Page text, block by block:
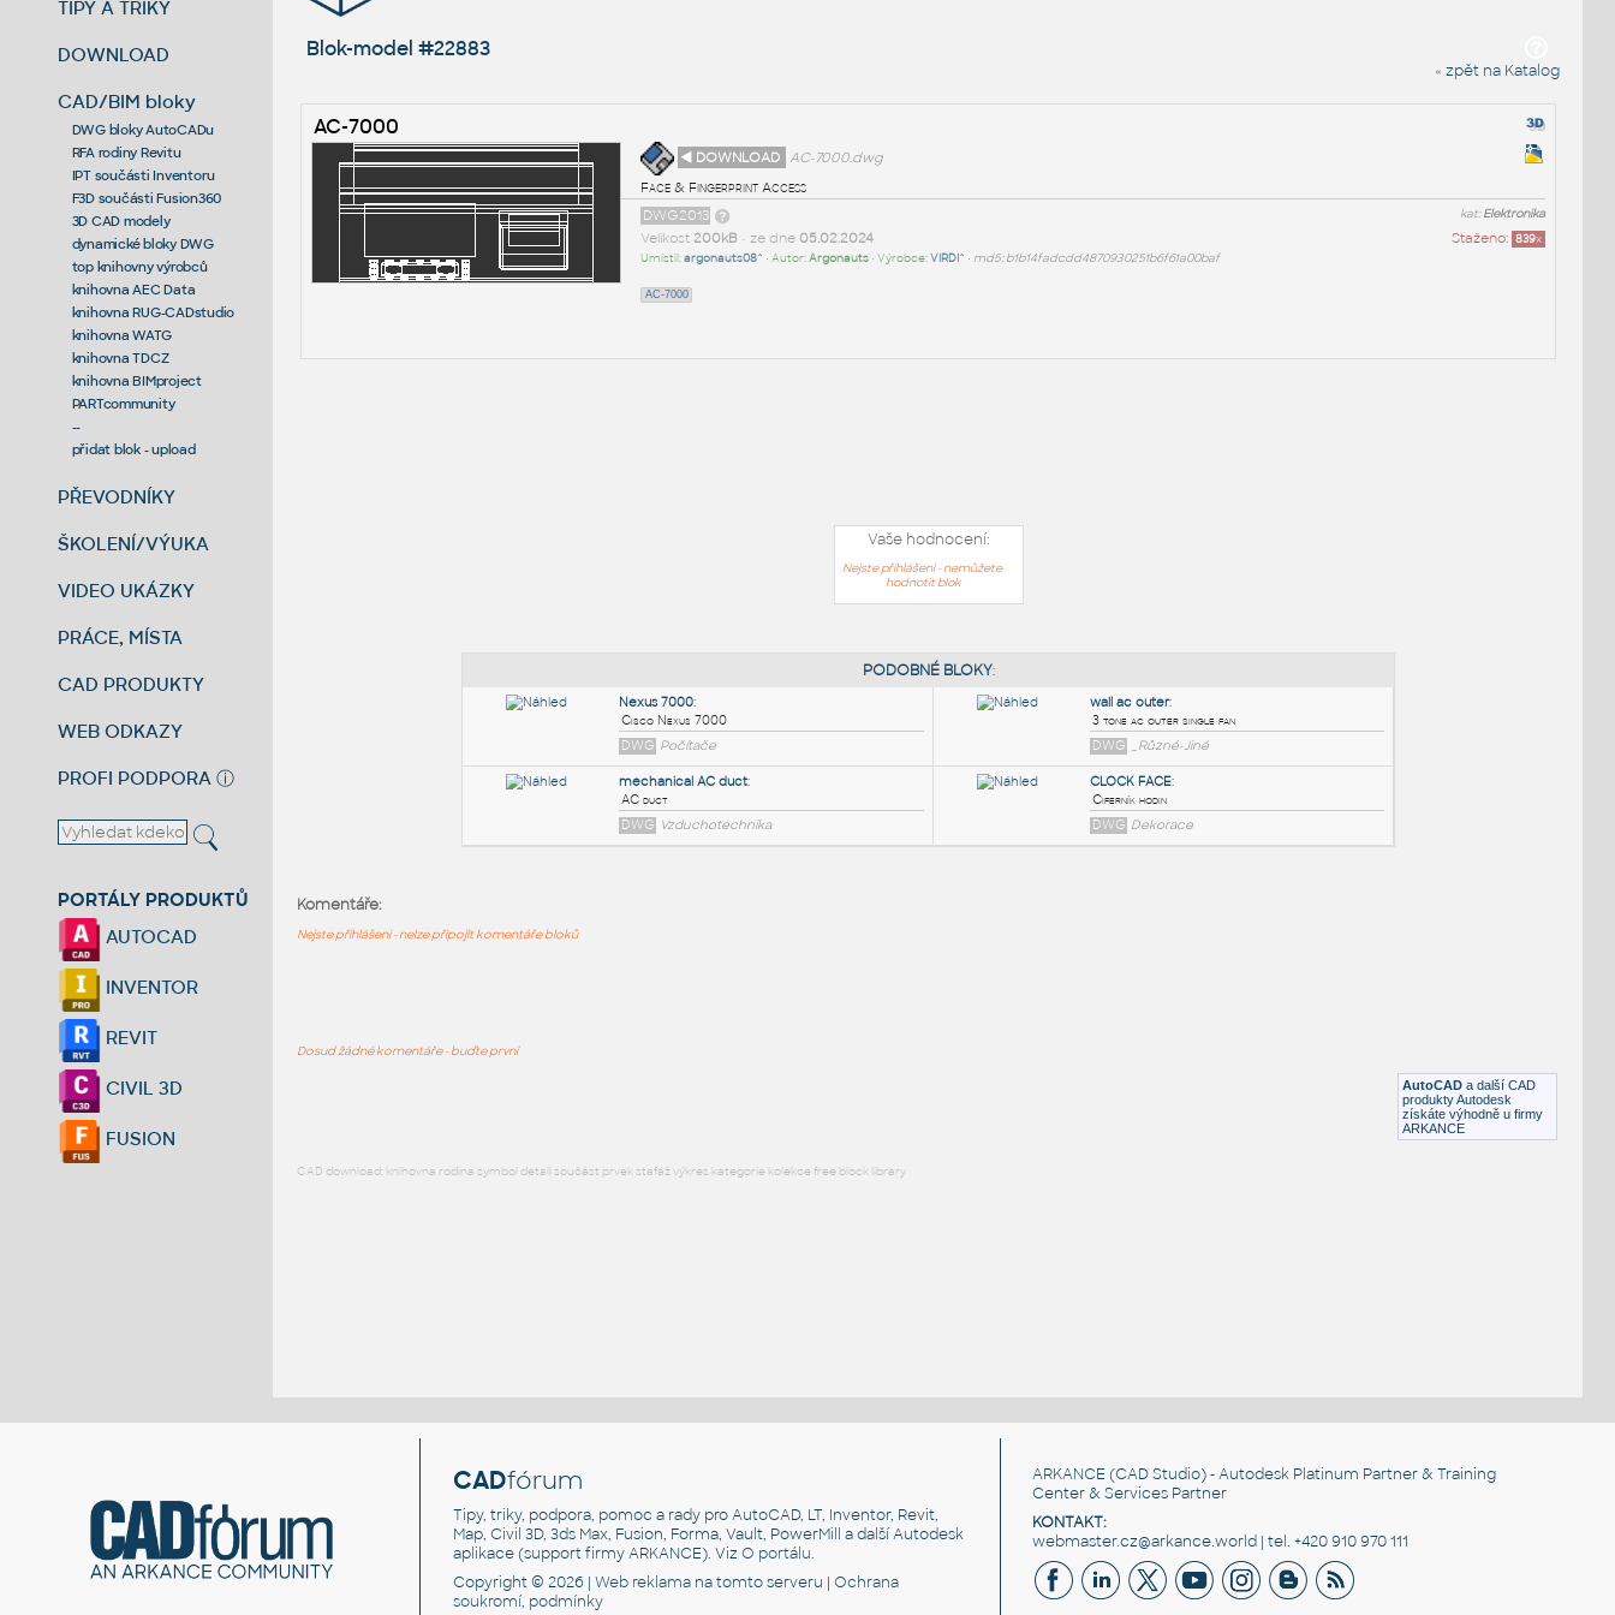
TIPY A TRIKY
DOWNLOAD
CAD/BIM bloky
DWG bloky AutoCADu
RFA rodiny Revitu
IPT součásti Inventoru
F3D součásti Fusion360
3D CAD modely
dynamické bloky DWG
top knihovny výrobců
knihovna AEC Data
knihovna RUG-CADstudio
knihovna WATG
knihovna TDCZ
knihovna BIMproject
PARTcommunity
--
přidat blok - upload
PŘEVODNÍKY
ŠKOLENÍ/VÝUKA
VIDEO UKÁZKY
PRÁCE, MÍSTA
CAD PRODUKTY
WEB ODKAZY
PROFI PODPORA ⓘ
PORTÁLY PRODUKTŮ
AUTOCAD
INVENTOR
REVIT
CIVIL 3D
FUSION
Blok-model #22883
« zpět na Katalog
AC-7000
◄ DOWNLOAD
AC-7000.dwg
Face & Fingerprint Access
kat:Elektronika
DWG2013
Staženo: 839x
Velikost 200kB• ze dne 05.02.2024
Umístil:argonauts08^ • Autor:Argonauts• Výrobce:VIRDI^ • md5: b1b14fadcdd4870930251b6f61a00baf
AC-7000
Vaše hodnocení:
Nejste přihlášeni - nemůžete
hodnotit blok
AutoCAD a další CAD
produkty Autodesk
získáte výhodně u firmy
ARKANCE
Komentáře:
Nejste přihlášeni - nelze připojit komentáře bloků
Dosud žádné komentáře - buďte první
CAD download: knihovna rodina symbol detail součást prvek stafáž výkres kategorie kolekce free block library
CADfórum
Tipy, triky, podpora, pomoc a rady pro AutoCAD, LT, Inventor, Revit,
Map, Civil 3D, 3ds Max, Fusion, Forma, Vault, PowerMill a další Autodesk
aplikace (support firmy ARKANCE). VizO portálu.
Copyright © 2026 |Web reklama na tomto serveru |Ochrana
soukromí, podmínky
ARKANCE (CAD Studio) - Autodesk Platinum Partner & Training
Center & Services Partner
KONTAKT:
webmaster.cz@arkance.world | tel. +420 910 970 111